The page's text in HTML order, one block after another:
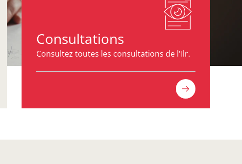
Consultations
Consultez toutes les consultations de l'Ilr.